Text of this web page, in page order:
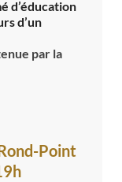
d’éducation
d’un
par la
Point